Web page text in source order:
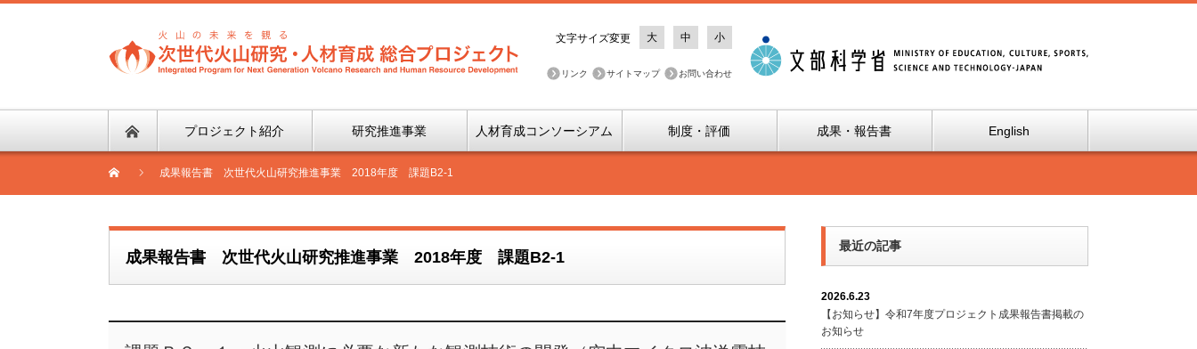
文字サイズ変更 大 中 小
リンク サイトマップ お問い合わせ
プロジェクト紹介 研究推進事業 人材育成コンソーシアム 制度・評価 成果・報告書 English
成果報告書 次世代火山研究推進事業 2018年度 課題B2-1
成果報告書 次世代火山研究推進事業 2018年度 課題B2-1
最近の記事
2026.6.23
【お知らせ】令和7年度プロジェクト成果報告書掲載の
お知らせ